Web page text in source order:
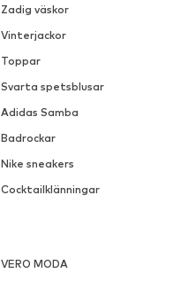
Zadig väskor
Vinterjackor
Toppar
Svarta spetsblusar
Adidas Samba
Badrockar
Nike sneakers
Cocktailklänningar
VERO MODA